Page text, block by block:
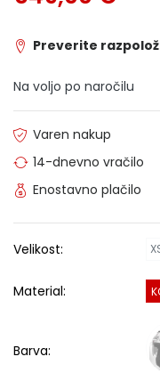
Preverite
Na voljo po naročilu
Varen nakup
14-dnevno vračilo
Enostavno plačilo
Velikost:
Material:
Barva: